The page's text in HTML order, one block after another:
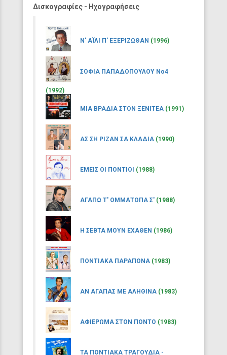
Δισκογραφίες - Ηχογραφήσεις
Ν' ΑΪΛΙ Π' ΕΞΕΡΙΖΩΘΑΝ (1996)
ΣΟΦΙΑ ΠΑΠΑΔΟΠΟΥΛΟΥ Νο4
(1992)
ΜΙΑ ΒΡΑΔΙΑ ΣΤΟΝ ΞΕΝΙΤΕΑ (1991)
ΑΣ ΣΗ ΡΙΖΑΝ ΣΑ ΚΛΑΔΙΑ (1990)
ΕΜΕΙΣ ΟΙ ΠΟΝΤΙΟΙ (1988)
ΑΓΑΠΩ Τ' ΟΜΜΑΤΟΠΑ Σ' (1988)
Η ΣΕΒΤΑ ΜΟΥΝ ΕΧΑΘΕΝ (1986)
ΠΟΝΤΙΑΚΑ ΠΑΡΑΠΟΝΑ (1983)
ΑΝ ΑΓΑΠΑΣ ΜΕ ΑΛΗΘΙΝΑ (1983)
ΑΦΙΕΡΩΜΑ ΣΤΟΝ ΠΟΝΤΟ (1983)
ΤΑ ΠΟΝΤΙΑΚΑ ΤΡΑΓΟΥΔΙΑ -